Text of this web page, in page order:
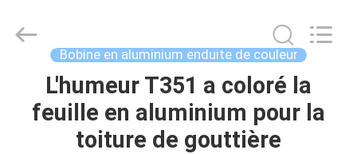
MAISON
PRODUITS
Yongsheng
Aluminum
Bobine en aluminium enduite de couleur
L'humeur T351 a coloré la
feuille en aluminium pour la
toiture de gouttière